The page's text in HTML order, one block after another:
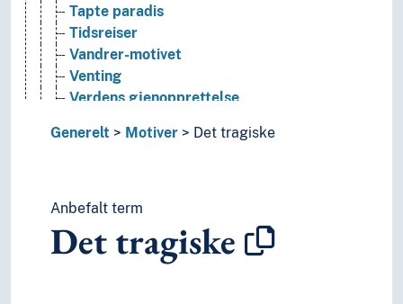
Tapte paradis
Tidsreiser
Vandrer-motivet
Venting
Verdens gjenopprettelse
Mønstre
Målgrupper
Navigasjon
Notasjon
Generelt Motiver Det tragiske
Anbefalt term
Det tragiske